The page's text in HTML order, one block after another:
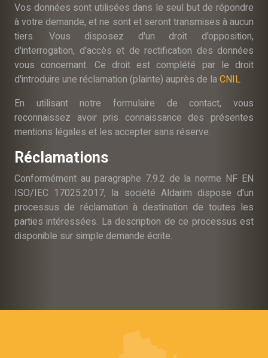
Vos données sont utilisées dans le seul but de répondre
à votre demande, et ne sont et seront transmises à aucun
tiers. Vous disposez d'un droit d'opposition,
d'interrogation, d'accès et de rectification des données
vous concernant. Ce droit est complété par le droit
d'introduire une réclamation (plainte) auprès de laCNIL
En utilisant notre formulaire de contact, vous
reconnaissez avoir pris connaissance des présentes
mentions légales et les accepter sans réserve.
Réclamations
Conformément au paragraphe 7.9.2 de la norme NF EN
ISO/IEC 17025:2017, la société Aldarim dispose d'un
processus de réclamation à destination de toutes les
parties intéressées. La description de ce processus est
disponible sur simple demande écrite.